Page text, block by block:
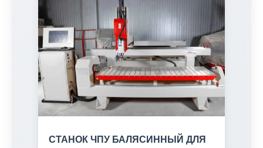
СТАНОК ЧПУ БАЛЯСИННЫЙ ДЛЯ